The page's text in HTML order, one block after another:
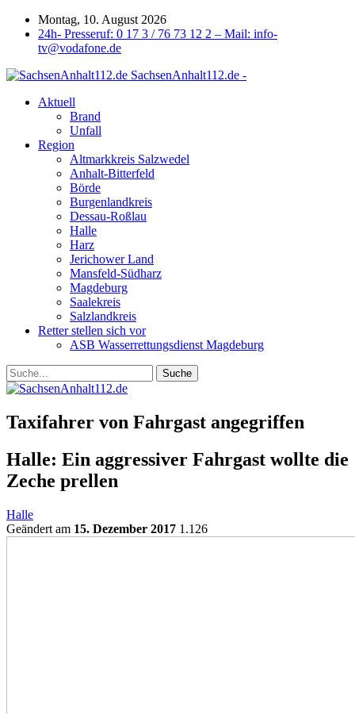
Montag, 10. August 2026
24h- Presseruf: 0 17 3 / 76 73 12 2 – Mail: info-
tv@vodafone.de
SachsenAnhalt112.de -
Aktuell
Brand
Unfall
Region
Altmarkkreis Salzwedel
Anhalt-Bitterfeld
Börde
Burgenlandkreis
Dessau-Roßlau
Halle
Harz
Jerichower Land
Mansfeld-Südharz
Magdeburg
Saalekreis
Salzlandkreis
Retter stellen sich vor
ASB Wasserrettungsdienst Magdeburg
Taxifahrer von Fahrgast angegriffen
Halle: Ein aggressiver Fahrgast wollte die
Zeche prellen
Halle
Geändert am 15. Dezember 2017 1.126